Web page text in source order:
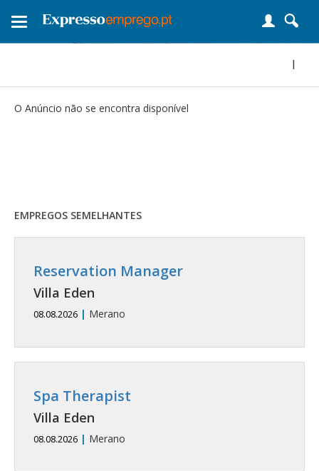
Toggle
|
O Anúncio não se encontra disponível
EMPREGOS SEMELHANTES
Reservation Manager
Villa Eden
08.08.2026 | Merano
Spa Therapist
Villa Eden
08.08.2026 | Merano